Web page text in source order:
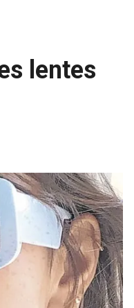
lentes